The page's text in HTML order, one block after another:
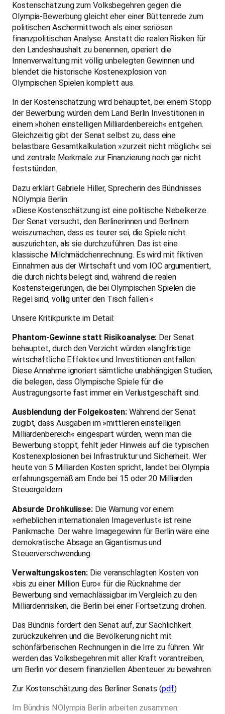
Kostenschätzung zum Volksbegehren gegen die
Olympia-Bewerbung gleicht eher einer Büttenrede zum
politischen Aschermittwoch als einer seriösen
finanzpolitischen Analyse. Anstatt die realen Risiken für
den Landeshaushalt zu benennen, operiert die
Innenverwaltung mit völlig unbelegten Gewinnen und
blendet die historische Kostenexplosion von
Olympischen Spielen komplett aus.
In der Kostenschätzung wird behauptet, bei einem Stopp
der Bewerbung würden dem Land Berlin Investitionen in
einem »hohen einstelligen Milliardenbereich« entgehen.
Gleichzeitig gibt der Senat selbst zu, dass eine
belastbare Gesamtkalkulation »zurzeit nicht möglich« sei
und zentrale Merkmale zur Finanzierung noch gar nicht
feststünden.
Dazu erklärt Gabriele Hiller, Sprecherin des Bündnisses
NOlympia Berlin:
»Diese Kostenschätzung ist eine politische Nebelkerze.
Der Senat versucht, den Berlinerinnen und Berlinern
weiszumachen, dass es teurer sei, die Spiele nicht
auszurichten, als sie durchzuführen. Das ist eine
klassische Milchmädchenrechnung. Es wird mit fiktiven
Einnahmen aus der Wirtschaft und vom IOC argumentiert,
die durch nichts belegt sind, während die realen
Kostensteigerungen, die bei Olympischen Spielen die
Regel sind, völlig unter den Tisch fallen.«
Unsere Kritikpunkte im Detail:
Phantom-Gewinne statt Risikoanalyse: Der Senat
behauptet, durch den Verzicht würden »langfristige
wirtschaftliche Effekte« und Investitionen entfallen.
Diese Annahme ignoriert sämtliche unabhängigen Studien,
die belegen, dass Olympische Spiele für die
Austragungsorte fast immer ein Verlustgeschäft sind.
Ausblendung der Folgekosten:Während der Senat
zugibt, dass Ausgaben im »mittleren einstelligen
Milliardenbereich« eingespart würden, wenn man die
Bewerbung stoppt, fehlt jeder Hinweis auf die typischen
Kostenexplosionen bei Infrastruktur und Sicherheit. Wer
heute von 5 Milliarden Kosten spricht, landet bei Olympia
erfahrungsgemäß am Ende bei 15 oder 20 Milliarden
Steuergeldern.
Absurde Drohkulisse: Die Warnung vor einem
»erheblichen internationalen Imageverlust« ist reine
Panikmache. Der wahre Imagegewinn für Berlin wäre eine
demokratische Absage an Gigantismus und
Steuerverschwendung.
Verwaltungskosten: Die veranschlagten Kosten von
»bis zu einer Million Euro« für die Rücknahme der
Bewerbung sind vernachlässigbar im Vergleich zu den
Milliardenrisiken, die Berlin bei einer Fortsetzung drohen.
Das Bündnis fordert den Senat auf, zur Sachlichkeit
zurückzukehren und die Bevölkerung nicht mit
schönfärberischen Rechnungen in die Irre zu führen. Wir
werden das Volksbegehren mit aller Kraft vorantreiben,
um Berlin vor diesem finanziellen Abenteuer zu bewahren.
Zur Kostenschätzung des Berliner Senats (pdf)
Im Bündnis NOlympia Berlin arbeiten zusammen: